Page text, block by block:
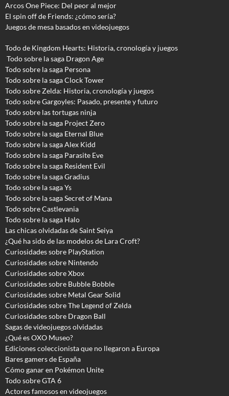
Arcos One Piece: Del peor al mejor
El spin off de Friends: ¿cómo sería?
Juegos de mesa basados en videojuegos
Todo de Kingdom Hearts: Historia, cronología y juegos
Todo sobre la saga Dragon Age
Todo sobre la saga Persona
Todo sobre la saga Clock Tower
Todo sobre Zelda: Historia, cronología y juegos
Todo sobre Gargoyles: Pasado, presente y futuro
Todo sobre las tortugas ninja
Todo sobre la saga Project Zero
Todo sobre la saga Eternal Blue
Todo sobre la saga Alex Kidd
Todo sobre la saga Parasite Eve
Todo sobre la saga Resident Evil
Todo sobre la saga Gradius
Todo sobre la saga Ys
Todo sobre la saga Secret of Mana
Todo sobre Castlevania
Todo sobre la saga Halo
Las chicas olvidadas de Saint Seiya
¿Qué ha sido de las modelos de Lara Croft?
Curiosidades sobre PlayStation
Curiosidades sobre Nintendo
Curiosidades sobre Xbox
Curiosidades sobre Bubble Bobble
Curiosidades sobre Metal Gear Solid
Curiosidades sobre The Legend of Zelda
Curiosidades sobre Dragon Ball
Sagas de videojuegos olvidadas
¿Qué es OXO Museo?
Ediciones coleccionista que no llegaron a Europa
Bares gamers de España
Cómo ganar en Pokémon Unite
Todo sobre GTA 6
Actores famosos en videojuegos